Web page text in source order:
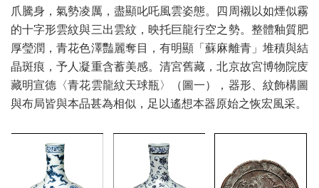
爪騰身，氣勢凌厲，盡顯叱吒風雲姿態。四周襯以如煙似霧
的十字形雲紋與三出雲紋，映托巨龍行空之勢。整體釉質肥
厚瑩潤，青花色澤豔麗奪目，有明顯「蘇麻離青」堆積與結
晶斑痕，予人凝重含蓄美感。清宮舊藏，北京故宮博物院庋
藏明宣德〈青花雲龍紋天球瓶〉（圖一），器形、紋飾構圖
與布局皆與本品甚為相似，足以遙想本器原始之恢宏風采。